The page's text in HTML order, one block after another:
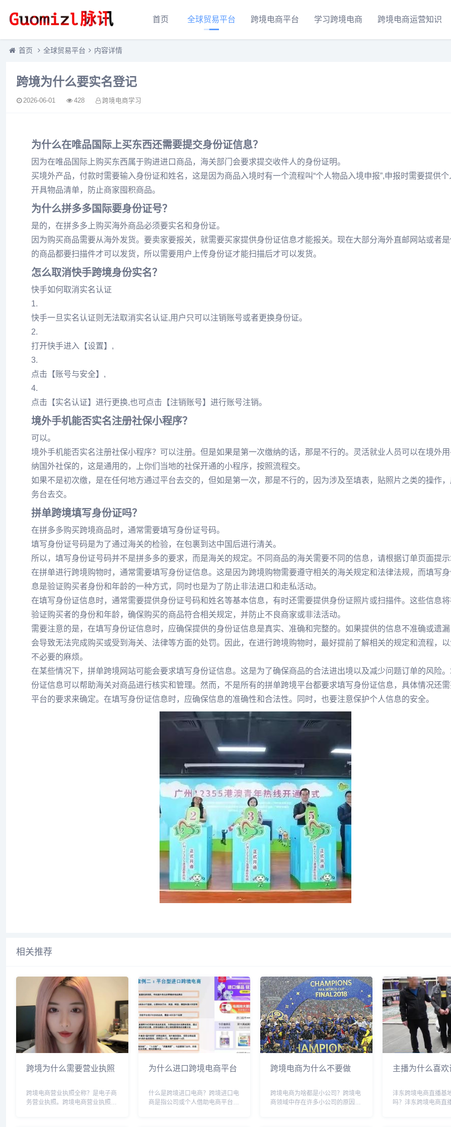
首页 全球贸易平台 跨境电商平台 学习跨境电商 跨境电商运营知识
首页 全球贸易平台 内容详情
跨境为什么要实名登记
2026-06-01 428 跨境电商学习
为什么在唯品国际上买东西还需要提交身份证信息？
因为在唯品国际上购买东西属于购进进口商品，海关部门会要求提交收件人的身份证明。
买境外产品，付款时需要输入身份证和姓名，这是因为商品入境时有一个流程叫“个人物品入境申报”,申报时需要提供
开具物品清单，防止商家囤积商品。
为什么拼多多国际要身份证号？
是的，在拼多多上购买海外商品必须要实名和身份证。
因为购买商品需要从海外发货。要卖家要报关，就需要买家提供身份证信息才能报关。现在大部分海外直邮网站或者
的商品都要扫描件才可以发货，所以需要用户上传身份证才能扫描后才可以发货。
怎么取消快手跨境身份实名？
快手如何取消实名认证
1.
快手一旦实名认证则无法取消实名认证,用户只可以注销账号或者更换身份证。
2.
打开快手进入【设置】,
3.
点击【账号与安全】,
4.
点击【实名认证】进行更换,也可点击【注销账号】进行账号注销。
境外手机能否实名注册社保小程序？
可以。
境外手机能否实名注册社保小程序？可以注册。但是如果是第一次缴纳的话，那是不行的。灵活就业人员可以在境外
纳国外社保的，这是通用的，上你们当地的社保开通的小程序，按照流程交。
如果不是初次缴，是在任何地方通过平台去交的，但如是第一次，那是不行的，因为涉及至填表，贴照片之类的操作
务台去交。
拼单跨境填写身份证吗？
在拼多多购买跨境商品时，通常需要填写身份证号码。
填写身份证号码是为了通过海关的检验，在包裹到达中国后进行清关。
所以，填写身份证号码并不是拼多多的要求，而是海关的规定。不同商品的海关需要不同的信息，请根据订单页面提
在拼单进行跨境购物时，通常需要填写身份证信息。这是因为跨境购物需要遵守相关的海关规定和法律法规，而填写
息是验证购买者身份和年龄的一种方式，同时也是为了防止非法进口和走私活动。
在填写身份证信息时，通常需要提供身份证号码和姓名等基本信息，有时还需要提供身份证照片或扫描件。这些信息
验证购买者的身份和年龄，确保购买的商品符合相关规定，并防止不良商家或非法活动。
需要注意的是，在填写身份证信息时，应确保提供的身份证信息是真实、准确和完整的。如果提供的信息不准确或遗
会导致无法完成购买或受到海关、法律等方面的处罚。因此，在进行跨境购物时，最好提前了解相关的规定和流程，
不必要的麻烦。
在某些情况下，拼单跨境网站可能会要求填写身份证信息。这是为了确保商品的合法进出境以及减少问题订单的风险
份证信息可以帮助海关对商品进行核实和管理。然而，不是所有的拼单跨境平台都要求填写身份证信息，具体情况还
平台的要求来确定。在填写身份证信息时，应确保信息的准确性和合法性。同时，也要注意保护个人信息的安全。
相关推荐
跨境为什么需要营业执照
跨境电商营业执照全称？是电子商
务营业执照。跨境电商营业执照是
为什么进口跨境电商平台
什么是跨境进口电商？跨境进口电
商是指公司或个人借助电商平台，
跨境电商为什么不要做
跨境电商为啥都是小公司？跨境电
商领域中存在许多小公司的原因可
主播为什么喜
沣东跨境电商直播基
吗？沣东跨境电商直